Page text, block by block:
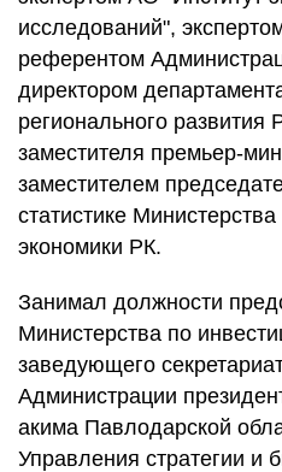
исследований",
референтом
директором
регионального развития
заместителя премьер-
заместителем
статистике
экономики РК.
Занимал должности
Министерства по
заведующего
Администрации
акима Павлодарской
Управления стратегии